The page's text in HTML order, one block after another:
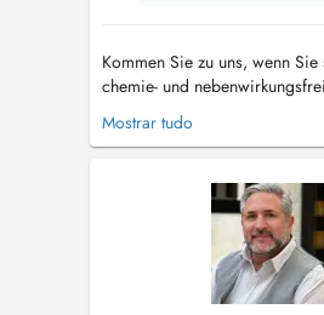
Kommen Sie zu uns, wenn
chemie- und
wünschen. Kommen Sie
Sie an einer schwer
möchten. Wir geben Ihnen
wie Sie sich gesund ernähren
Mostrar tudo